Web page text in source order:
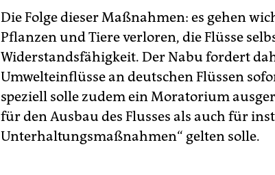
Die Folge dieser Maßnahmen: es gehen
Pflanzen und Tiere verloren, die Flüsse
Widerstandsfähigkeit. Der Nabu fordert
Umwelteinflüsse an deutschen Flüssen
speziell solle zudem ein Moratorium
für den Ausbau des Flusses als auch für
Unterhaltungsmaßnahmen“ gelten solle.